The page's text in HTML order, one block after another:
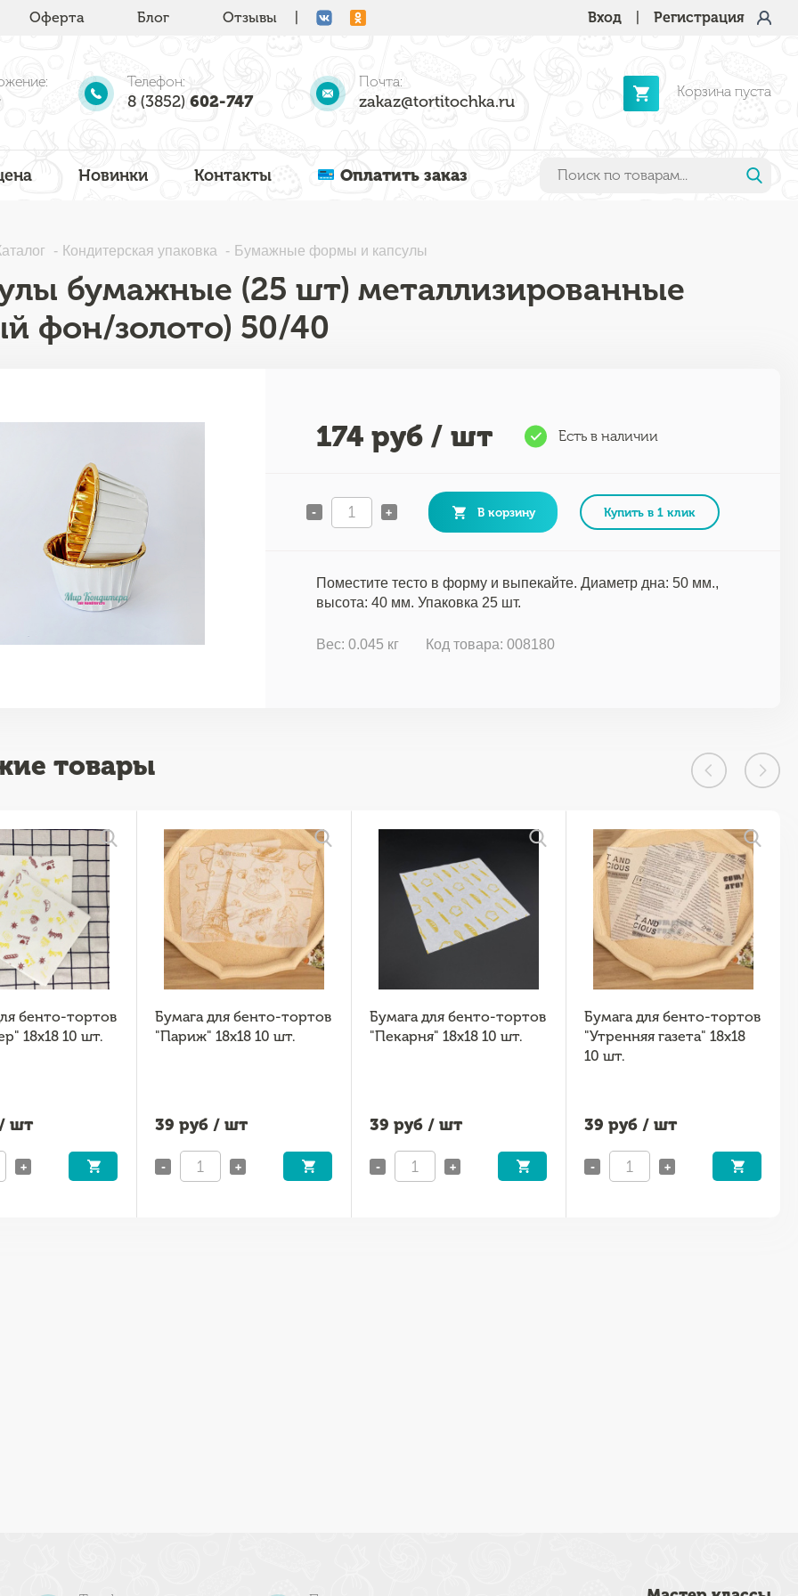
Оферта Блог Отзывы Вход Регистрация
Телефон:
8 (3852) 602-747
Почта:
zakaz@tortitochka.ru
Корзина пуста
Новинки Контакты Оплатить заказ
Кондитерская упаковка Бумажные формы и капсулы
бумажные (25 шт) металлизированные
фон/золото) 50/40
174 руб / шт Есть в наличии
- + В корзину Купить в 1 клик
Поместите тесто в форму и выпекайте. Диаметр дна: 50 мм.,
высота: 40 мм. Упаковка 25 шт.
Вес: 0.045 кг Код товара: 008180
товары
бенто-тортов
18x18 10 шт.
шт
+
Бумага для бенто-тортов
"Париж" 18x18 10 шт.
39 руб / шт
- +
Бумага для бенто-тортов
"Пекарня" 18x18 10 шт.
39 руб / шт
- +
Бумага для бенто-тортов
"Утренняя газета" 18x18
10 шт.
39 руб / шт
- +